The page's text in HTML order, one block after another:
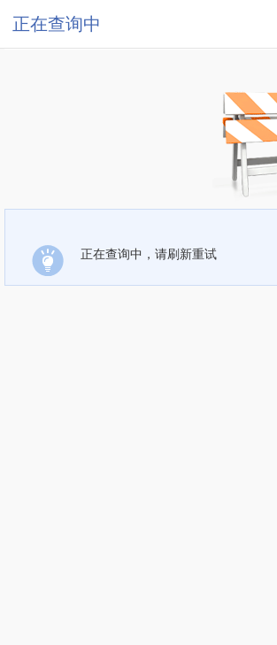
正在查询中
正在查询中，请刷新重试